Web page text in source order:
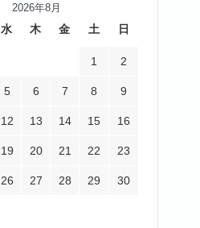
2026年8月
水 木 金 土 日
1 2
5 6 7 8 9
12 13 14 15 16
19 20 21 22 23
26 27 28 29 30